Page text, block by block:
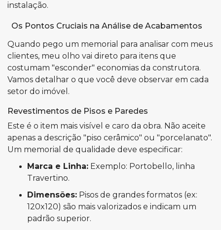
instalação.
Os Pontos Cruciais na Análise de Acabamentos
Quando pego um memorial para analisar com meus
clientes, meu olho vai direto para itens que
costumam "esconder" economias da construtora.
Vamos detalhar o que você deve observar em cada
setor do imóvel.
Revestimentos de Pisos e Paredes
Este é o item mais visível e caro da obra. Não aceite
apenas a descrição "piso cerâmico" ou "porcelanato".
Um memorial de qualidade deve especificar:
Marca e Linha: Exemplo: Portobello, linha
Travertino.
Dimensões: Pisos de grandes formatos (ex:
120x120) são mais valorizados e indicam um
padrão superior.